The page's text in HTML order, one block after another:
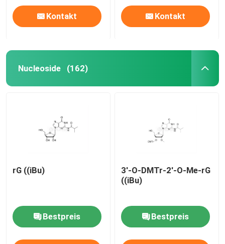
Kontakt Kontakt
Nucleoside (162)
rG ((iBu)
Bestpreis
3'-O-DMTr-2'-O-Me-rG
((iBu)
Bestpreis